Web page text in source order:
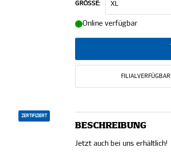
ZERTIFIZIERT
GRÖSSE:
Online verfügbar
BESCHREIBUNG
Jetzt auch bei uns erhältlich!